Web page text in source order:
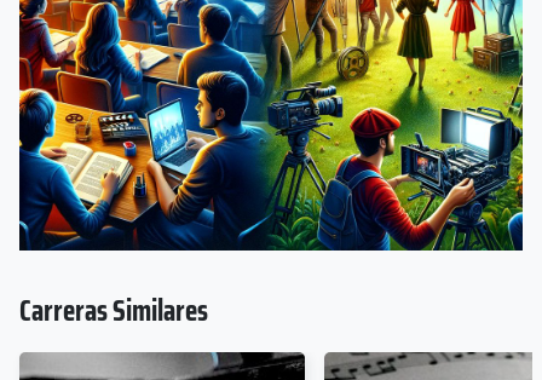
Carreras Similares